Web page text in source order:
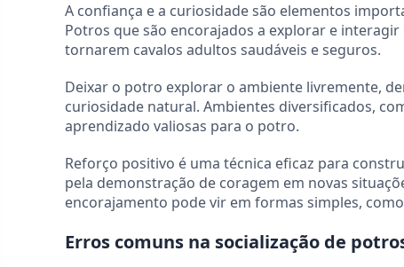
A confiança e a curiosidade são elementos
Potros que são encorajados a explorar e
tornarem cavalos adultos saudáveis e seguros.
Deixar o potro explorar o ambiente livremente,
curiosidade natural. Ambientes diversificados,
aprendizado valiosas para o potro.
Reforço positivo é uma técnica eficaz para
pela demonstração de coragem em novas
encorajamento pode vir em formas simples,
Erros comuns na socialização de